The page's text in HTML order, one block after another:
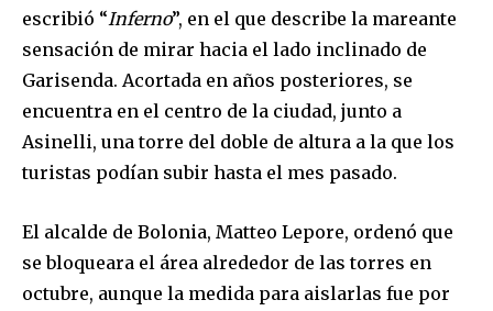
escribió “Inferno”, en el que describe la mareante
sensación de mirar hacia el lado inclinado de
Garisenda. Acortada en años posteriores, se
encuentra en el centro de la ciudad, junto a
Asinelli, una torre del doble de altura a la que los
turistas podían subir hasta el mes pasado.
El alcalde de Bolonia, Matteo Lepore, ordenó que
se bloqueara el área alrededor de las torres en
octubre, aunque la medida para aislarlas fue por